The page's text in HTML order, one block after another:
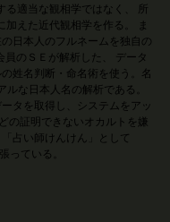
る適当な観相学ではなく、 所
えた近代観相学を作る。 ま
日本人のフルネームを独自の
員のＳＥが解析した、 データ
姓名判断・命名術を使う。名
な日本人名の解析である。
タを取得し、システムをアッ
の証明できないオカルトを嫌
占い師けんけん」として
ている。